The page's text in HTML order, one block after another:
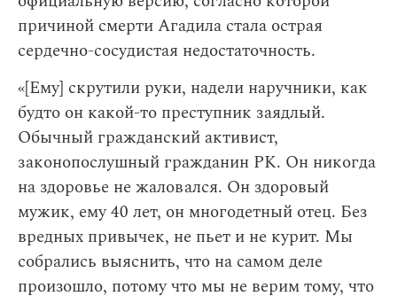
причиной смерти Агадила стала острая
сердечно-сосудистая недостаточность.
«[Ему] скрутили руки, надели наручники, как
будто он какой-то преступник заядлый.
Обычный гражданский активист,
законопослушный гражданин РК. Он никогда
на здоровье не жаловался. Он здоровый
мужик, ему 40 лет, он многодетный отец. Без
вредных привычек, не пьет и не курит. Мы
собрались выяснить, что на самом деле
произошло, потому что мы не верим тому, что